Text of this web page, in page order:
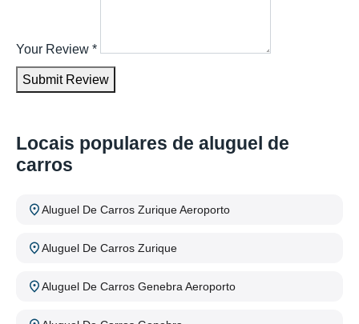
Your Review *
Submit Review
Locais populares de aluguel de
carros
Aluguel De Carros Zurique Aeroporto
Aluguel De Carros Zurique
Aluguel De Carros Genebra Aeroporto